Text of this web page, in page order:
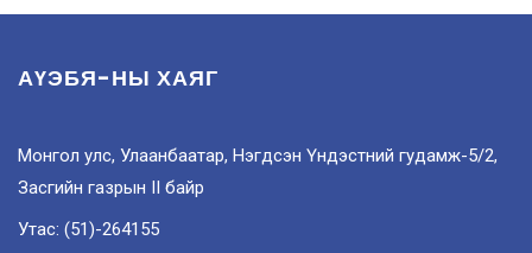
АҮЭБЯ-НЫ ХАЯГ
Монгол улс, Улаанбаатар, Нэгдсэн Үндэстний гудамж-5/2,
Засгийн газрын II байр
Утас: (51)-264155